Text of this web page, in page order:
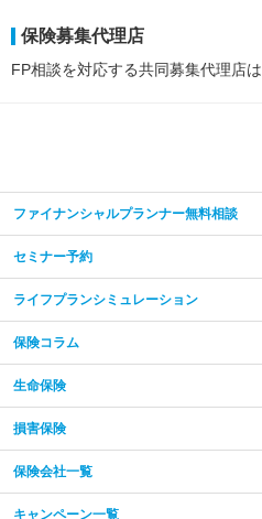
保険募集代理店
FP相談を対応する共同募集代理店は
ファイナンシャルプランナー無料相談
セミナー予約
ライフプランシミュレーション
保険コラム
生命保険
損害保険
保険会社一覧
キャンペーン一覧